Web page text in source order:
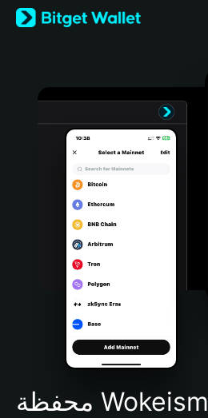
English
日本語
Türkçe
Português (Portugal)
Bahasa Indonesia
Português (Brasil)
Español (Argentina)
محفظة Wokeism